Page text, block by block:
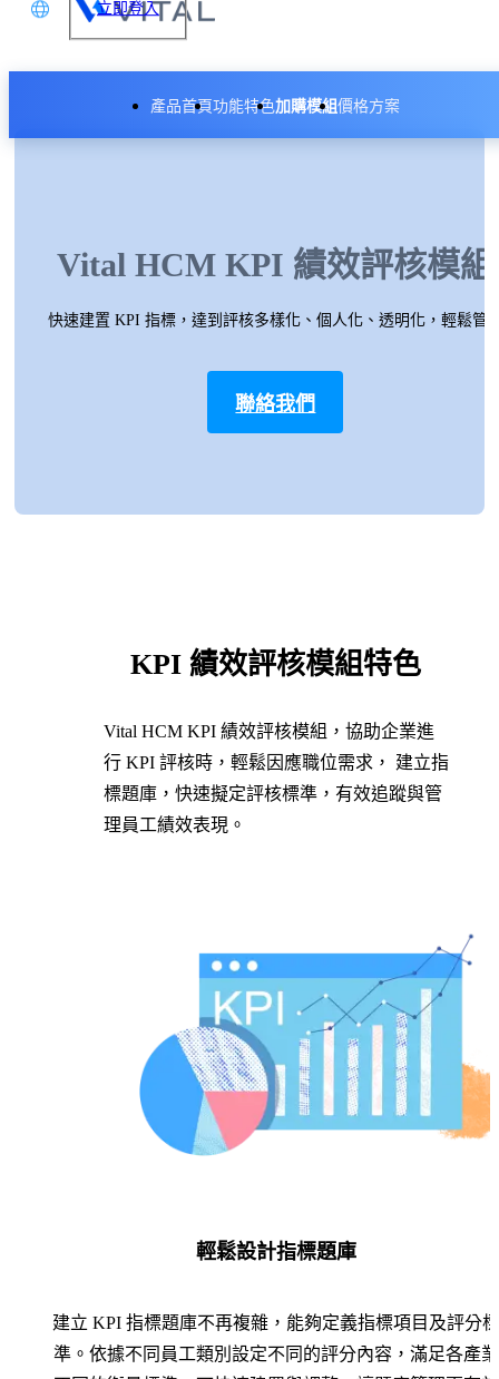
立即登入
產品首頁功能特色加購模組價格方案
Vital HCM KPI 績效評核模組
快速建置 KPI 指標，達到評核多樣化、個人化、透明化，輕鬆管
聯絡我們
KPI 績效評核模組特色
Vital HCM KPI 績效評核模組，協助企業進
行 KPI 評核時，輕鬆因應職位需求， 建立指
標題庫，快速擬定評核標準，有效追蹤與管
理員工績效表現。
輕鬆設計指標題庫
建立 KPI 指標題庫不再複雜，能夠定義指標項目及評分標
準。依據不同員工類別設定不同的評分內容，滿足各產業